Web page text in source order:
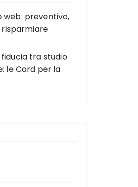
web: preventivo,
tra studio
le Card per la